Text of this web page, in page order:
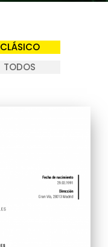
CLÁSICO
TODOS